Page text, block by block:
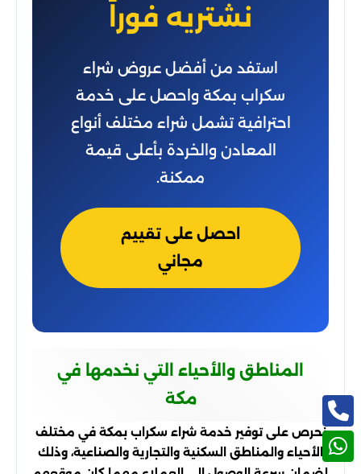
نشتريه فوراً
استفد من أفضل عروض شراء
سكراب بمكة واحصل على خدمة
احترافية تشمل شراء مختلف أنواع
المعادن والخردة بأعلى قيمة
ممكنة.
احصل على تقييم
مجاني
المناطق والأحياء التي نخدمها في
مكة
نحرص على توفير خدمة شراء سكراب بمكة في مختلف
الأحياء والمناطق السكنية والتجارية والصناعية، وذلك